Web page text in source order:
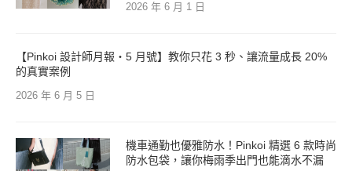
2026 年 6 月 1 日
【Pinkoi 設計師月報・5 月號】教你只花 3 秒、讓流量成長 20%
的真實案例
2026 年 6 月 5 日
機車通勤也優雅防水！Pinkoi 精選 6 款時尚
防水包袋，讓你梅雨季出門也能滴水不漏